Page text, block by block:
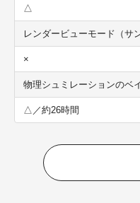
△
レンダービューモード（サ
×
物理シュミレーションのベ
△／約26時間